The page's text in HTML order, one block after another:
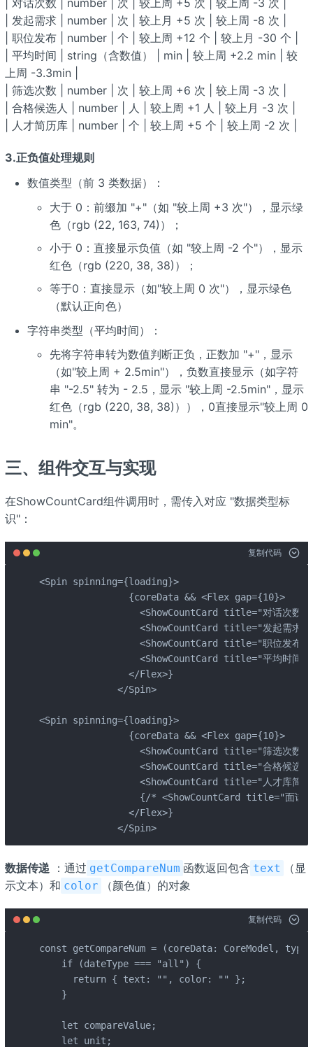
| 对话次数 | number | 次 | 较上周 +5 次 | 较上周 -3 次 |
| 发起需求 | number | 次 | 较上月 +5 次 | 较上周 -8 次 |
| 职位发布 | number | 个 | 较上周 +12 个 | 较上月 -30 个 |
| 平均时间 | string（含数值） | min | 较上周 +2.2 min | 较
上周 -3.3min |
| 筛选次数 | number | 次 | 较上周 +6 次 | 较上周 -3 次 |
| 合格候选人 | number | 人 | 较上周 +1 人 | 较上月 -3 次 |
| 人才简历库 | number | 个 | 较上周 +5 个 | 较上周 -2 次 |
3.正负值处理规则​
数值类型（前 3 类数据）：
大于 0：前缀加 "+"（如 "较上周 +3 次"），显示绿
色（rgb (22, 163, 74)）；
小于 0：直接显示负值（如 "较上周 -2 个"），显示
红色（rgb (220, 38, 38)）；
等于0：直接显示（如"较上周 0 次"），显示绿色
（默认正向色）
字符串类型（平均时间）：
先将字符串转为数值判断正负，正数加 "+"，显示
（如"较上周 + 2.5min"），负数直接显示（如字符
串 "-2.5" 转为 - 2.5，显示 "较上周 -2.5min"，显示
红色（rgb (220, 38, 38)）），0直接显示"较上周 0
min"。
三、组件交互与实现
在ShowCountCard组件调用时，需传入对应 "数据类型标
识"：
复制代码
<Spin spinning={loading}>
                {coreData && <Flex gap={10}>
<ShowCountCard title="对话次
<ShowCountCard title="发起需
<ShowCountCard title="职位发
<ShowCountCard title="平均时
                </Flex>}
              </Spin>
<Spin spinning={loading}>
                {coreData && <Flex gap={10}>
<ShowCountCard title="筛选次
<ShowCountCard title="合格候
<ShowCountCard title="人才库简
{/* <ShowCountCard title="面试
                </Flex>}
              </Spin>
数据传递 ：通过 getCompareNum 函数返回包含 text
（显
示文本）和 color （颜色值）的对象
复制代码
const getCompareNum = (coreData:
    if (dateType === "all") {
      return { text: "", color: "" };
    }
    let compareValue;
    let unit;